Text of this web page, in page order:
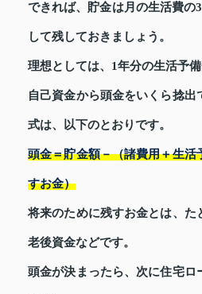
できれば、貯金は月の生活費の
して残しておきましょう。
理想としては、1年分の生活予
自己資金から頭金をいくら捻出
式は、以下のとおりです。
頭金＝貯金額－（諸費用＋生活
すお金）
将来のために残すお金とは、た
老後資金などです。
頭金が決まったら、次に住宅ロ